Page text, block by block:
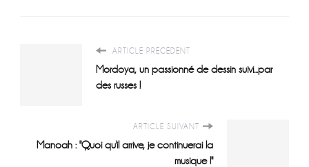
ARTICLE PRÉCÉDENT
Mordoya, un passionné de dessin suivi...par
des russes !
ARTICLE SUIVANT
Manoah : "Quoi qu'il arrive, je continuerai la
musique !"